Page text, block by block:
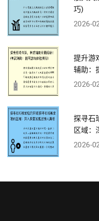
巧)
2026-
提升游
辅助：
2026-
探寻石
区域：
2026-